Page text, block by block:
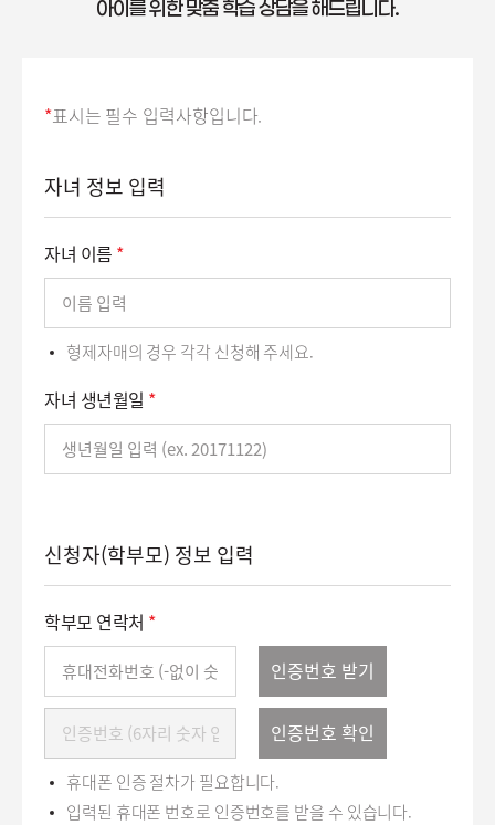
아이를 위한 맞춤 학습 상담을 해드립니다.
*표시는 필수 입력사항입니다.
자녀 정보 입력
자녀 이름 *
형제자매의 경우 각각 신청해 주세요.
자녀 생년월일 *
신청자(학부모) 정보 입력
학부모 연락처 *
폰
호
인증번호 받기
인
인증번호 확인
휴대폰 인증 절차가 필요합니다.
입력된 휴대폰 번호로 인증번호를 받을 수 있습니다.